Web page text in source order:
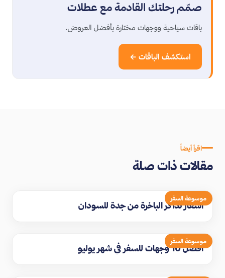
صمّم رحلتك القادمة مع عطلات
باقات سياحية ووجهات مختارة بأفضل العروض.
استكشف الباقات ←
اقرأ أيضاً
مقالات ذات صلة
موسوعة السفر
اسعار تذاكر الباخرة من جدة للسودان
موسوعة السفر
افضل 10 وجهات للسفر في شهر يوليو